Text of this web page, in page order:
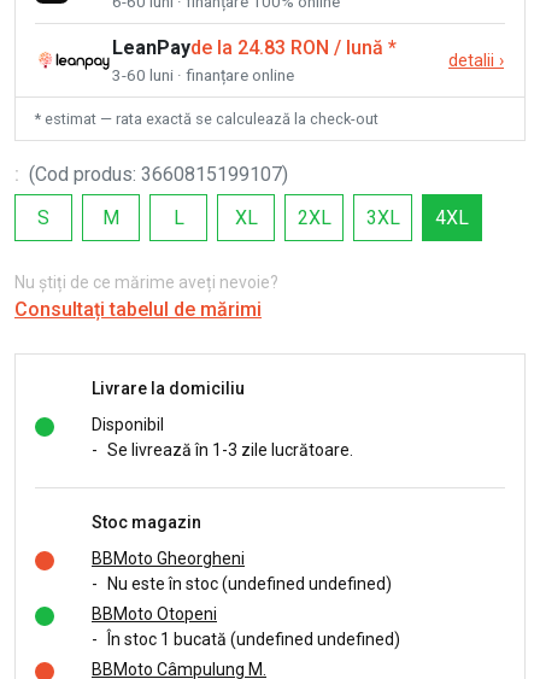
LeanPayde la 24.83 RON / lună *
3-60 luni · finanțare online
detalii ›
* estimat — rata exactă se calculează la check-out
: (Cod produs: 3660815199107)
S
M L XL 2XL 3XL 4XL
Nu știți de ce mărime aveți nevoie?
Consultați tabelul de mărimi
Livrare la domiciliu
Disponibil
- Se livrează în 1-3 zile lucrătoare.
Stoc magazin
BBMoto Gheorgheni
-
Nu este în stoc (undefined undefined)
BBMoto Otopeni
-
În stoc 1 bucată (undefined undefined)
BBMoto Câmpulung M.